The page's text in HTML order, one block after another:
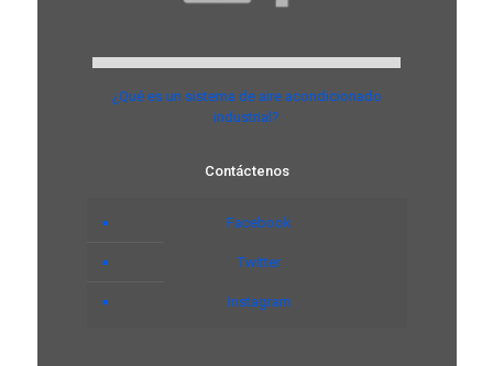
¿Qué es un sistema de aire acondicionado
industrial?
Contáctenos
Facebook
Twitter
Instagram